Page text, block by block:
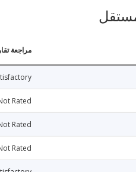
مراجعة تقارير
Rated
Rated
Rated